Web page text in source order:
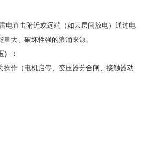
电直击附近或远端（如云层间放电）通过电
大、破坏性强的浪涌来源。
）：
操作（电机启停、变压器分合闸、接触器动